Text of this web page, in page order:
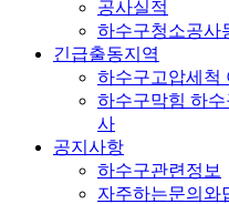
공사실적
하수구청소공사
긴급출동지역
하수구고압세척
하수구막힘 하
사
공지사항
하수구관련정보
자주하는문의와